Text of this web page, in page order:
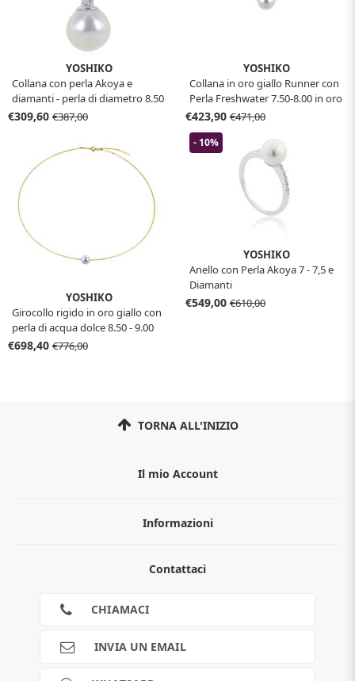
YOSHIKO
Collana con perla Akoya e
diamanti - perla di diametro 8.50
- 9.00 mm
€309,60 €387,00
YOSHIKO
Collana in oro giallo Runner con
Perla Freshwater 7.50-8.00 in oro
giallo
€423,90 €471,00
YOSHIKO
Girocollo rigido in oro giallo con
perla di acqua dolce 8.50 - 9.00
€698,40 €776,00
- 10%
YOSHIKO
Anello con Perla Akoya 7 - 7,5 e
Diamanti
€549,00 €610,00
TORNA ALL'INIZIO
Il mio Account
Informazioni
Guida all'acquisto
Scalapay
Contattaci
CHIAMACI
INVIA UN EMAIL